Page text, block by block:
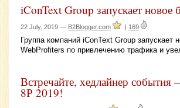
iConText Group запускает новое
22 July, 2019 — B2Blogger.com 169
Группа компаний iConText Group запускает
WebProfiters по привлечению трафика и
Встречайте, хедлайнер
8Р 2019!